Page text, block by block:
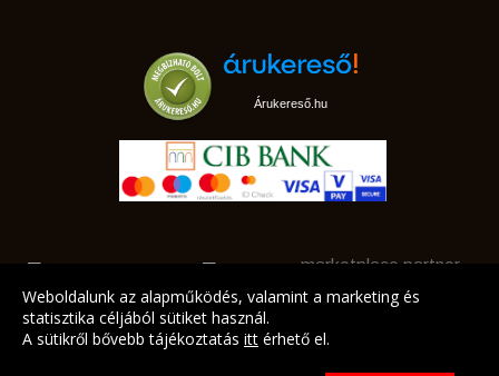
Árukereső.hu
marketplace partner
Weboldalunk az alapműködés, valamint a marketing és
statisztika céljából sütiket használ.
A sütikről bővebb tájékoztatás itt érhető el.